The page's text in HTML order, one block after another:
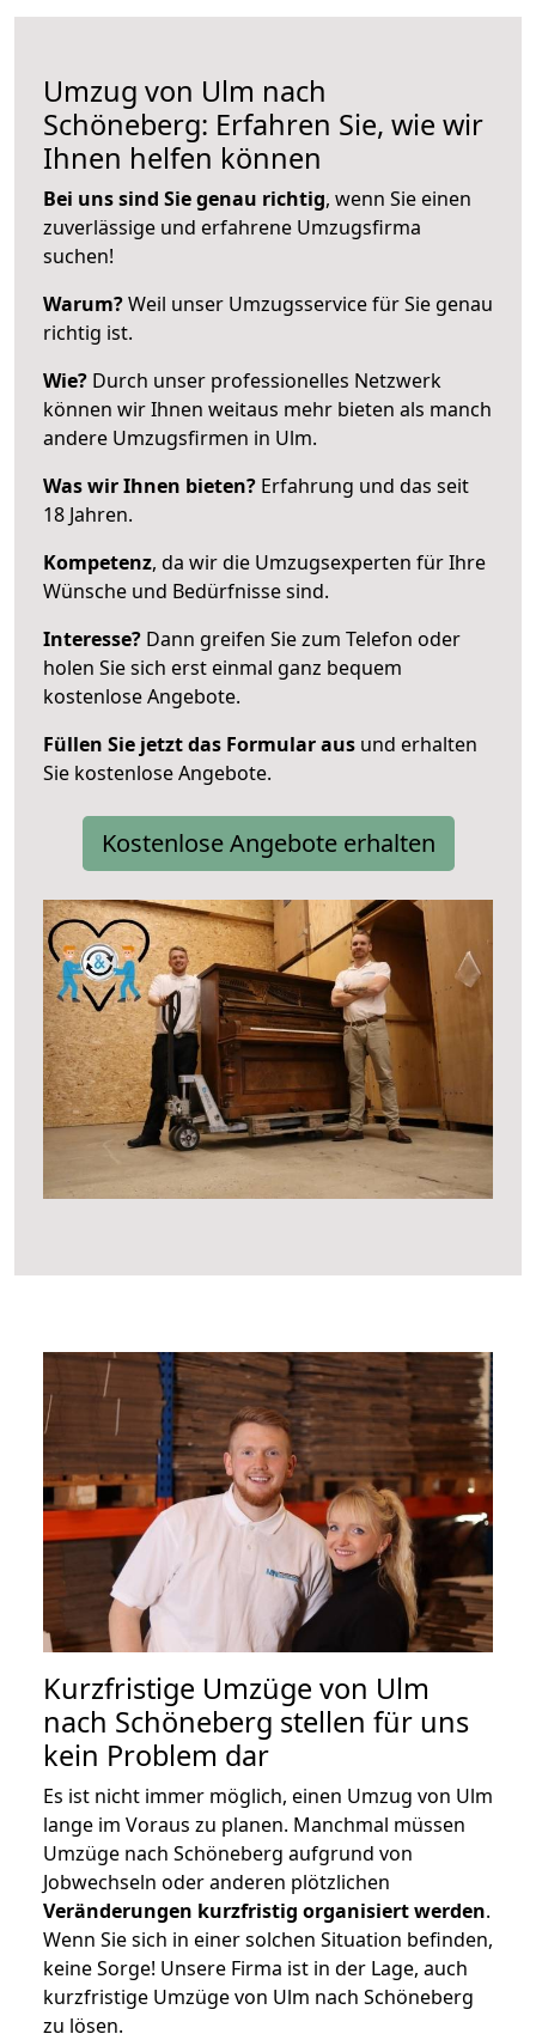
Umzug von Ulm nach
Schöneberg: Erfahren Sie, wie wir
Ihnen helfen können
Bei uns sind Sie genau richtig, wenn Sie einen
zuverlässige und erfahrene Umzugsfirma
suchen!
Warum?Weil unser Umzugsservice für Sie genau
richtig ist.
Wie? Durch unser professionelles Netzwerk
können wir Ihnen weitaus mehr bieten als manch
andere Umzugsfirmen in Ulm.
Was wir Ihnen bieten? Erfahrung und das seit
18 Jahren.
Kompetenz, da wir die Umzugsexperten für Ihre
Wünsche und Bedürfnisse sind.
Interesse? Dann greifen Sie zum Telefon oder
holen Sie sich erst einmal ganz bequem
kostenlose Angebote.
Füllen Sie jetzt das Formular aus und erhalten
Sie kostenlose Angebote.
Kostenlose Angebote erhalten
Kurzfristige Umzüge von Ulm
nach Schöneberg stellen für uns
kein Problem dar
Es ist nicht immer möglich, einen Umzug von Ulm
lange im Voraus zu planen. Manchmal müssen
Umzüge nach Schöneberg aufgrund von
Jobwechseln oder anderen plötzlichen
Veränderungen kurzfristig organisiert werden.
Wenn Sie sich in einer solchen Situation befinden,
keine Sorge! Unsere Firma ist in der Lage, auch
kurzfristige Umzüge von Ulm nach Schöneberg
zu lösen.